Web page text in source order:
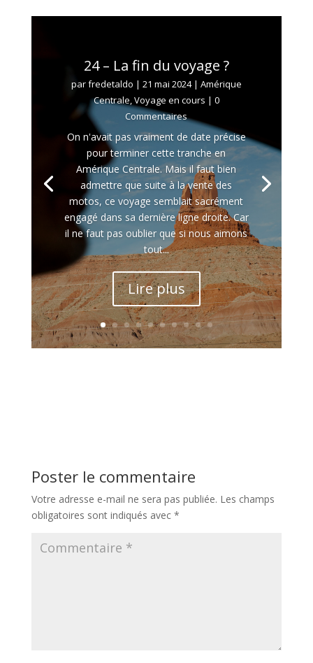
24 – La fin du voyage ?
parfredetaldo | 21 mai 2024| Amérique
Centrale,Voyage en cours | 0
Commentaires
On n'avait pas vraiment de date précise
pour terminer cette tranche en
Amérique Centrale. Mais il faut bien
admettre que suite à la vente des
motos, ce voyage semblait sacrément
engagé dans sa dernière ligne droite. Car
il ne faut pas oublier que si nous aimons
tout...
Lire plus
Poster le commentaire
Votre adresse e-mail ne sera pas publiée. Les champs
obligatoires sont indiqués avec *